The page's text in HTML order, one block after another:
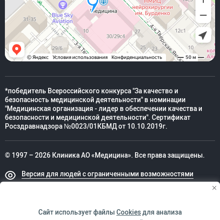
*победитель Всероссийского конкурса "За качество и
безопасность медицинской деятельности" в номинации
"Медицинская организация - лидер в обеспечении качества и
безопасности и медицинской деятельности". Сертификат
Росздравнадзора №0023/01КБМД от 10.10.2019г.
© 1997 – 2026 Клиника АО «Медицина». Все права защищены.
Версия для людей с ограниченными возможностями
Сайт использует файлы Cookiesдля анализа